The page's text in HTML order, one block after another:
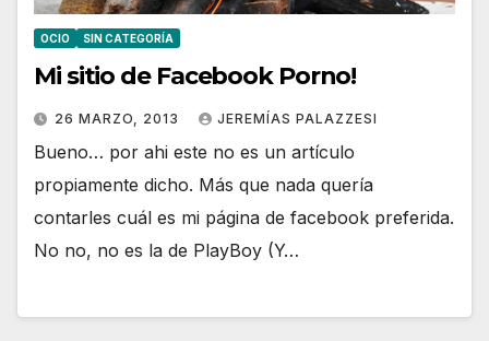
OCIO SIN CATEGORÍA
Mi sitio de Facebook Porno!
26 MARZO, 2013 JEREMÍAS PALAZZESI
Bueno… por ahi este no es un artículo
propiamente dicho. Más que nada quería
contarles cuál es mi página de facebook preferida.
No no, no es la de PlayBoy (Y…